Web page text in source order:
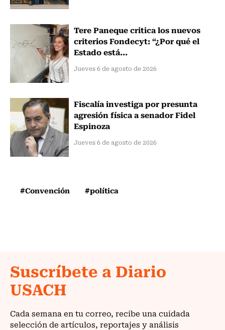
Tere Paneque critica los nuevos
criterios Fondecyt: “¿Por qué el
Estado está...
Jueves 6 de agosto de 2026
Fiscalía investiga por presunta
agresión física a senador Fidel
Espinoza
Jueves 6 de agosto de 2026
#Convención #política